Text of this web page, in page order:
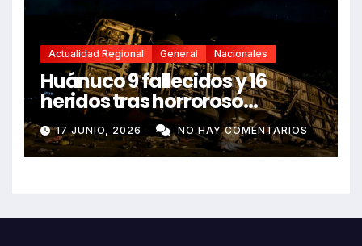
Actualidad Regional General Nacionales
Huánuco 9 fallecidos y 16
heridos tras horroroso
despiste de bus Real Chancas
que impactó contra vivienda
17 JUNIO, 2026 NO HAY COMENTARIOS